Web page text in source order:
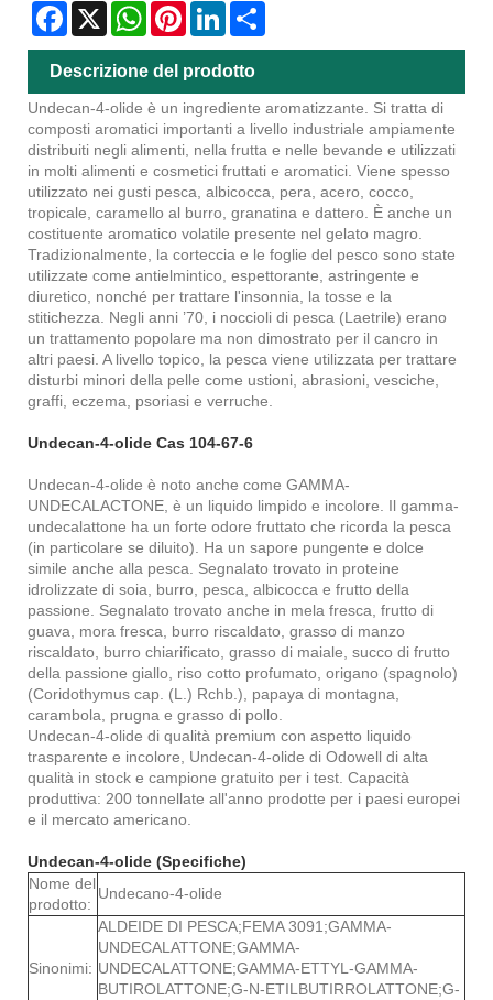
Facebook
X WhatsAppPinterestLinkedIn
Descrizione del prodotto
Undecan-4-olide è un ingrediente aromatizzante. Si tratta di
composti aromatici importanti a livello industriale ampiamente
distribuiti negli alimenti, nella frutta e nelle bevande e utilizzati
in molti alimenti e cosmetici fruttati e aromatici. Viene spesso
utilizzato nei gusti pesca, albicocca, pera, acero, cocco,
tropicale, caramello al burro, granatina e dattero. È anche un
costituente aromatico volatile presente nel gelato magro.
Tradizionalmente, la corteccia e le foglie del pesco sono state
utilizzate come antielmintico, espettorante, astringente e
diuretico, nonché per trattare l'insonnia, la tosse e la
stitichezza. Negli anni ’70, i noccioli di pesca (Laetrile) erano
un trattamento popolare ma non dimostrato per il cancro in
altri paesi. A livello topico, la pesca viene utilizzata per trattare
disturbi minori della pelle come ustioni, abrasioni, vesciche,
graffi, eczema, psoriasi e verruche.
Undecan-4-olide Cas 104-67-6
Undecan-4-olide è noto anche come GAMMA-
UNDECALACTONE, è un liquido limpido e incolore. Il gamma-
undecalattone ha un forte odore fruttato che ricorda la pesca
(in particolare se diluito). Ha un sapore pungente e dolce
simile anche alla pesca. Segnalato trovato in proteine ​​
idrolizzate di soia, burro, pesca, albicocca e frutto della
passione. Segnalato trovato anche in mela fresca, frutto di
guava, mora fresca, burro riscaldato, grasso di manzo
riscaldato, burro chiarificato, grasso di maiale, succo di frutto
della passione giallo, riso cotto profumato, origano (spagnolo)
(Coridothymus cap. (L.) Rchb.), papaya di montagna,
carambola, prugna e grasso di pollo.
Undecan-4-olide di qualità premium con aspetto liquido
trasparente e incolore, Undecan-4-olide di Odowell di alta
qualità in stock e campione gratuito per i test. Capacità
produttiva: 200 tonnellate all'anno prodotte per i paesi europei
e il mercato americano.
Undecan-4-olide (Specifiche)
Nome del
prodotto:
Undecano-4-olide
Sinonimi:
ALDEIDE DI PESCA;FEMA 3091;GAMMA-
UNDECALATTONE;GAMMA-
UNDECALATTONE;GAMMA-ETTYL-GAMMA-
BUTIROLATTONE;G-N-ETILBUTIRROLATTONE;G-